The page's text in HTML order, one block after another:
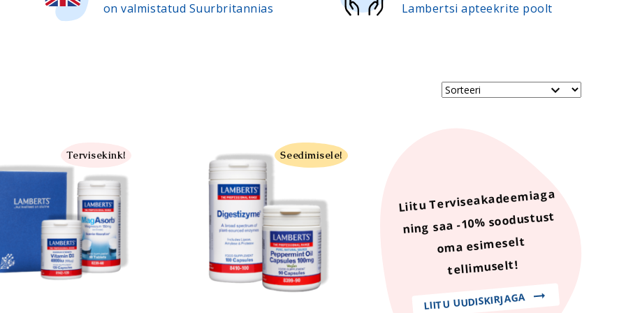
Liigesed
Magneesium
Kaalust alla
Ärikingitused
on valmistatud Suurbritannias
Lambertsi apteekrite poolt
Sorteeri
Tervisekink! Seedimisele!
Suurus
Liitu Terviseakadeemiaga
ning saa -10% soodustust
oma esimeselt
tellimuselt!
LIITU UUDISKIRJAGA